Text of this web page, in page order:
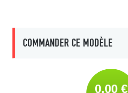
COMMANDER CE MODÈLE
0,00 €